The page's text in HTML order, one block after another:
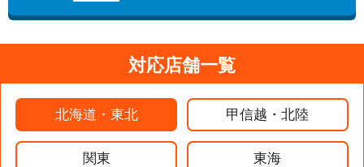
対応店舗一覧
北海道・東北 甲信越・北陸
関東 東海